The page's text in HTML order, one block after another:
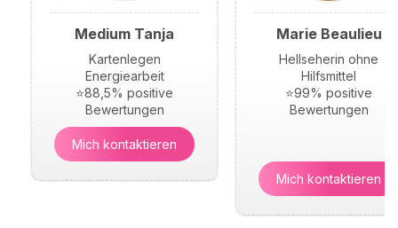
Medium Tanja
Kartenlegen
Energiearbeit
⭐88,5% positive
Bewertungen
Mich kontaktieren
Marie Beaulieu
Hellseherin ohne
Hilfsmittel
⭐99% positive
Bewertungen
Mich kontaktieren